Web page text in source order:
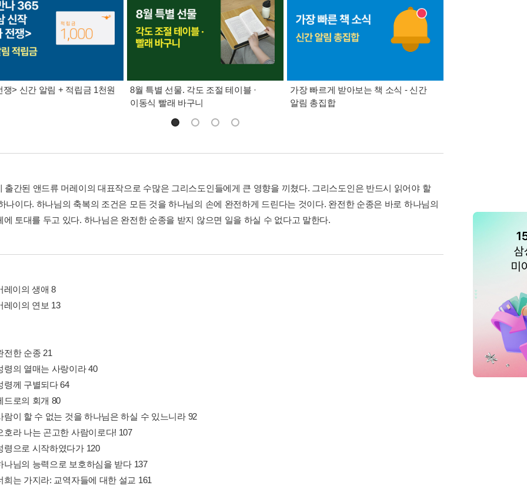
쟁> 신간 알림 + 적립금 1천원
8월 특별 선물. 각도 조절 테이블 ·
이동식 빨래 바구니
가장 빠르게 받아보는 책 소식 - 신간
알림 총집합
출간된 앤드류 머레이의 대표작으로 수많은 그리스도인들에게 큰 영향을 끼쳤다. 그리스도인은 반드시 읽어야 할
나이다. 하나님의 축복의 조건은 모든 것을 하나님의 손에 완전하게 드린다는 것이다. 완전한 순종은 바로 하나님의
에 토대를 두고 있다. 하나님은 완전한 순종을 받지 않으면 일을 하실 수 없다고 말한다.
레이의 생애 8
레이의 연보 13
전한 순종 21
령의 열매는 사랑이라 40
령께 구별되다 64
드로의 회개 80
람이 할 수 없는 것을 하나님은 하실 수 있느니라 92
호라 나는 곤고한 사람이로다! 107
령으로 시작하였다가 120
나님의 능력으로 보호하심을 받다 137
희는 가지라: 교역자들에 대한 설교 161